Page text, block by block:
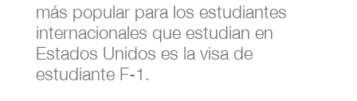
más popular para los estudiantes
internacionales que estudian en
Estados Unidos es la visa de
estudiante F-1.